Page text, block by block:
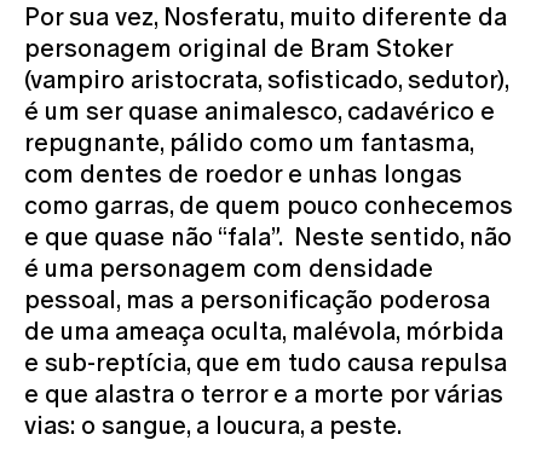
Por sua vez, Nosferatu, muito diferente da
personagem original de Bram Stoker
(vampiro aristocrata, sofisticado, sedutor),
é um ser quase animalesco, cadavérico e
repugnante, pálido como um fantasma,
com dentes de roedor e unhas longas
como garras, de quem pouco conhecemos
e que quase não “fala”. Neste sentido, não
é uma personagem com densidade
pessoal, mas a personificação poderosa
de uma ameaça oculta, malévola, mórbida
e sub-reptícia, que em tudo causa repulsa
e que alastra o terror e a morte por várias
vias: o sangue, a loucura, a peste.